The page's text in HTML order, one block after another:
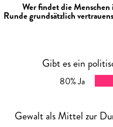
Wer findet die Menschen
Runde grundsätzlich
Gibt es ein
80% Ja
Gewalt als Mittel zur